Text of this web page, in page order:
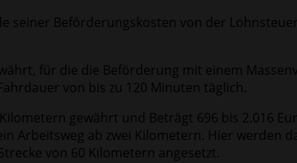
seiner Beförderungskosten von der
für die die Beförderung mit einem
von bis zu 120 Minuten täglich.
gewährt und Beträgt 696 bis 2.016
Arbeitsweg ab zwei Kilometern. Hier werden
von 60 Kilometern angesetzt.